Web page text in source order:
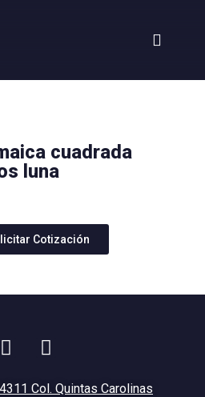
cuadrada
luna
Cotización
Col. Quintas Carolinas